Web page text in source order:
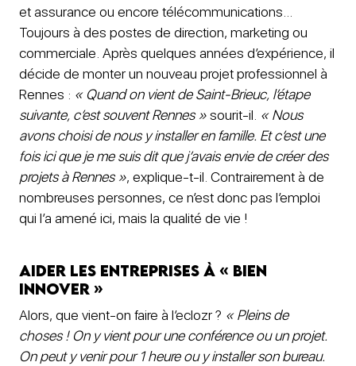
et assurance ou encore télécommunications…
Toujours à des postes de direction, marketing ou
commerciale. Après quelques années d’expérience, il
décide de monter un nouveau projet professionnel à
Rennes : « Quand on vient de Saint-Brieuc, l’étape
suivante, c’est souvent Rennes »sourit-il. « Nous
avons choisi de nous y installer en famille. Et c’est une
fois ici que je me suis dit que j’avais envie de créer des
projets à Rennes », explique-t-il. Contrairement à de
nombreuses personnes, ce n’est donc pas l’emploi
qui l’a amené ici, mais la qualité de vie !
Aider les entreprises à « bien
innover »
Alors, que vient-on faire à l’eclozr ? « Pleins de
choses ! On y vient pour une conférence ou un projet.
On peut y venir pour 1 heure ou y installer son bureau.